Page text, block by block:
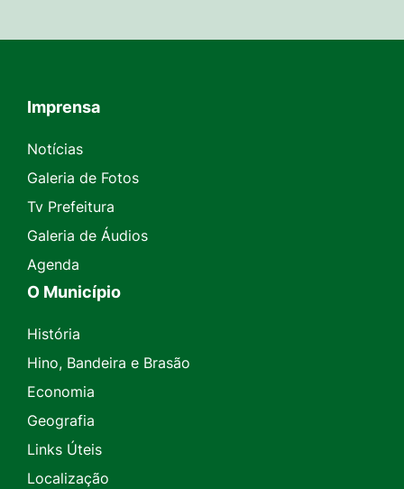
Seção do Rodapé e Contato
Imprensa
Notícias
Galeria de Fotos
Tv Prefeitura
Galeria de Áudios
Agenda
O Município
História
Hino, Bandeira e Brasão
Economia
Geografia
Links Úteis
Localização